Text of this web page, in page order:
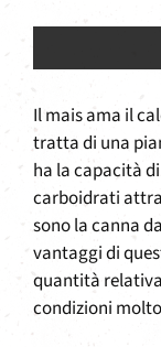
Il mais ama il
tratta di una
ha la capacità
carboidrati
sono la canna
vantaggi di
quantità
condizioni